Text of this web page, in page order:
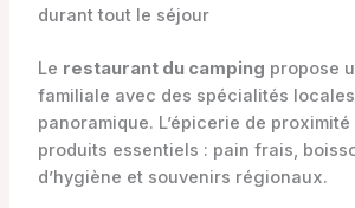
durant tout le séjour
Le restaurant du camping propose
familiale avec des spécialités
panoramique. L’épicerie de
produits essentiels : pain frais,
d’hygiène et souvenirs régionaux.